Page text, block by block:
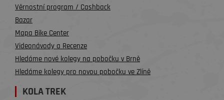
Věrnostní program / Cashback
Bazar
Mapa Bike Center
Videonávody a Recenze
Hledáme nové kolegy na pobočku v Brně
Hledáme kolegy pro novou pobočku ve Zlíně
KOLA TREK